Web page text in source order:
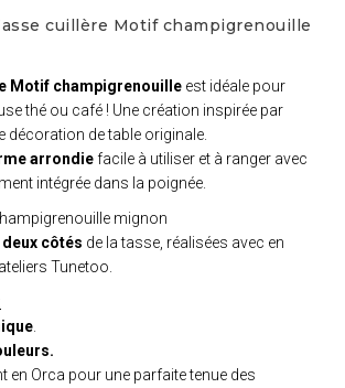
cuillère Motif champigrenouille
Motif champigrenouille est idéale pour
thé ou café ! Une création inspirée par
décoration de table originale.
arrondiefacile à utiliser et à ranger avec
intégrée dans la poignée.
mignon
côtés de la tasse, réalisées avec en
Tunetoo.
en Orca pour une parfaite tenue des